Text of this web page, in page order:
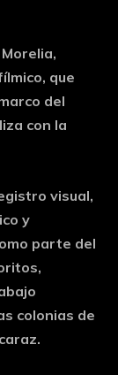
que
del
con la
visual,
y
parte del
colonias de